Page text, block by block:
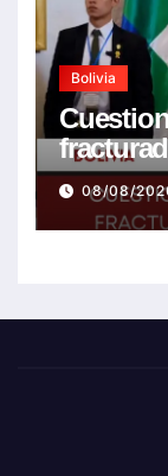
Bolivia
08/08/